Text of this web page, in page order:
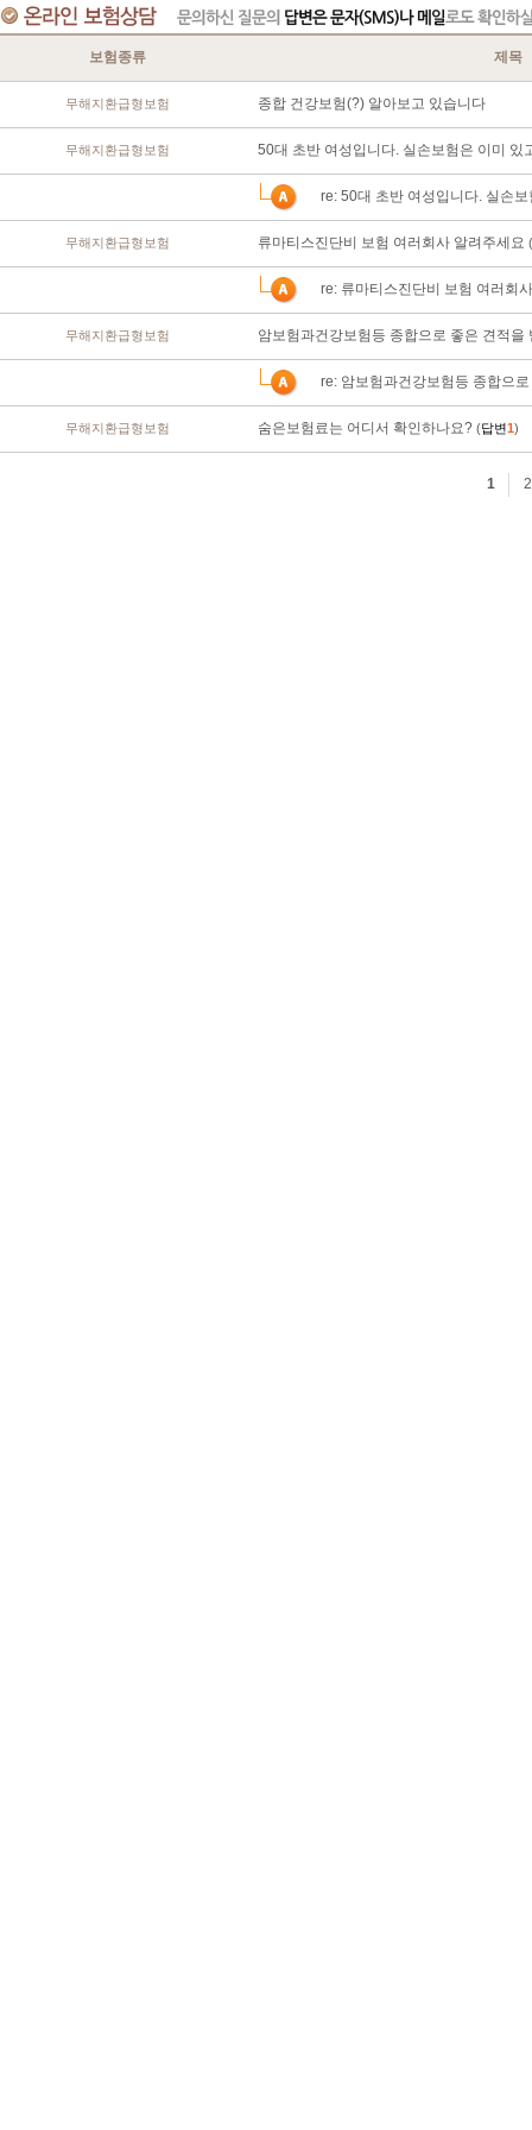
보험종류 제목
무해지환급형보험 종합 건강보험(?) 알아보고 있습니다
무해지환급형보험 50대 초반 여성입니다. 실손보험은 이미 있
re: 50대 초반 여성입니다. 실손
무해지환급형보험 류마티스진단비 보험 여러회사 알려주세요 (
re: 류마티스진단비 보험 여러회
무해지환급형보험 암보험과건강보험등 종합으로 좋은 견적을
re: 암보험과건강보험등 종합으
무해지환급형보험 숨은보험료는 어디서 확인하나요? (답변1)
1 2